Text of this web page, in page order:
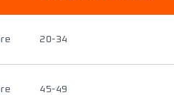
20-34
45-49